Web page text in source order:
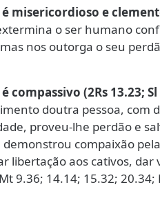
misericordioso e
o ser humano
nos outorga o seu
compassivo (2Rs 13.23;
doutra pessoa, com
proveu-lhe perdão e
demonstrou compaixão
libertação aos cativos, dar
9.36; 14.14; 15.32; 20.34;